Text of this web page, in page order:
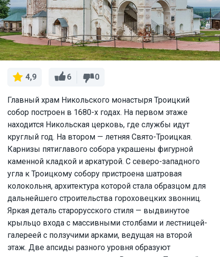
4,9 6 0
Главный храм Никольского монастыря Троицкий
собор построен в 1680-х годах. На первом этаже
находится Никольская церковь, где службы идут
круглый год. На втором — летняя Свято-Троицкая.
Карнизы пятиглавого собора украшены фигурной
каменной кладкой и аркатурой. С северо-западного
угла к Троицкому собору пристроена шатровая
колокольня, архитектура которой стала образцом для
дальнейшего строительства гороховецких звонниц.
Яркая деталь старорусского стиля — выдвинутое
крыльцо входа с массивными столбами и лестницей-
галереей с ползучими арками, ведущая на второй
этаж. Две апсиды разного уровня образуют